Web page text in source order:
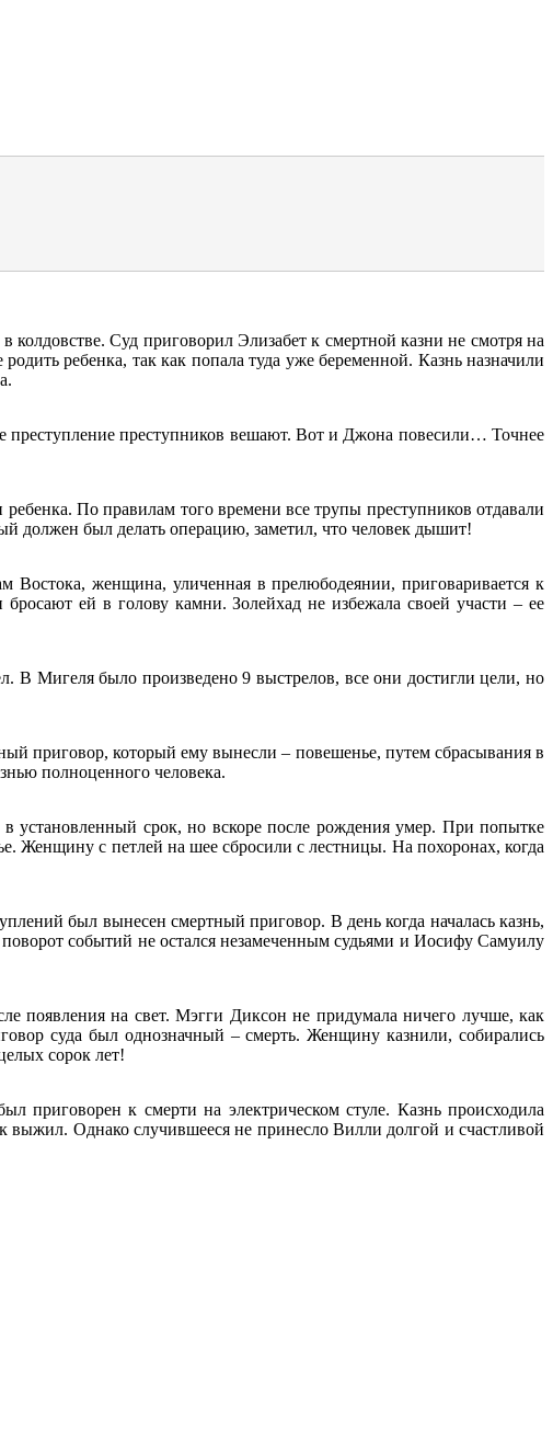
Суд приговорил Элизабет к смертной казни не смотря на
ребенка, так как попала туда уже беременной. Казнь назначили
преступников вешают. Вот и Джона повесили… Точнее
По правилам того времени все трупы преступников отдавали
должен был делать операцию, заметил, что человек дышит!
Востока, женщина, уличенная в прелюбодеянии, приговаривается к
ей в голову камни. Золейхад не избежала своей участи – ее
В Мигеля было произведено 9 выстрелов, все они достигли цели, но
приговор, который ему вынесли – повешенье, путем сбрасывания в
полноценного человека.
в установленный срок, но вскоре после рождения умер. При попытке
Женщину с петлей на шее сбросили с лестницы. На похоронах, когда
был вынесен смертный приговор. В день когда началась казнь,
событий не остался незамеченным судьями и Иосифу Самуилу
появления на свет. Мэгги Диксон не придумала ничего лучше, как
суда был однозначный – смерть. Женщину казнили, собирались
сорок лет!
приговорен к смерти на электрическом стуле. Казнь происходила
выжил. Однако случившееся не принесло Вилли долгой и счастливой